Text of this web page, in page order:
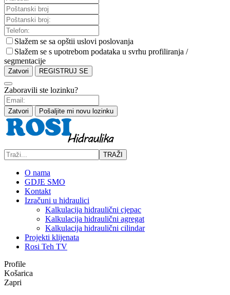
Slažem se sa opštii uslovi poslovanja
Slažem se s upotrebom podataka u svrhu profiliranja /
segmentacije
Zatvori REGISTRUJ SE
Zaboravili ste lozinku?
Zatvori Pošaljite mi novu lozinku
TRAŽI
O nama
GDJE SMO
Kontakt
Izračuni u hidraulici
Kalkulacija hidraulični cjepac
Kalkulacija hidraulični agregat
Kalkulacija hidraulični cilindar
Projekti klijenata
Rosi Teh TV
Profile
Košarica
Zapri